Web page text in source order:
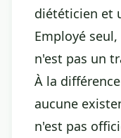
diététicien et
Employé
n'est pas un
À la
aucune
n'est pas